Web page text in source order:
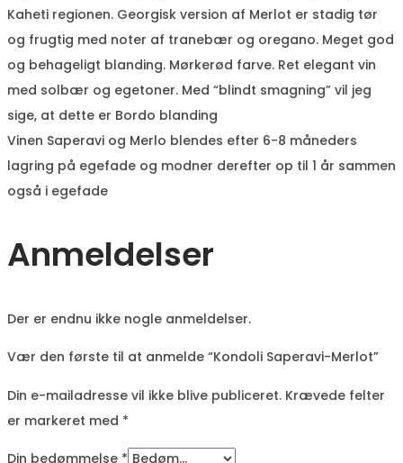
Kaheti regionen. Georgisk version af Merlot er stadig tør
og frugtig med noter af tranebær og oregano. Meget god
og behageligt blanding. Mørkerød farve. Ret elegant vin
med solbær og egetoner. Med “blindt smagning” vil jeg
sige, at dette er Bordo blanding
Vinen Saperavi og Merlo blendes efter 6-8 måneders
lagring på egefade og modner derefter op til 1 år sammen
også i egefade
Anmeldelser
Der er endnu ikke nogle anmeldelser.
Vær den første til at anmelde “Kondoli Saperavi-Merlot”
Din e-mailadresse vil ikke blive publiceret. Krævede felter
er markeret med *
Din bedømmelse *